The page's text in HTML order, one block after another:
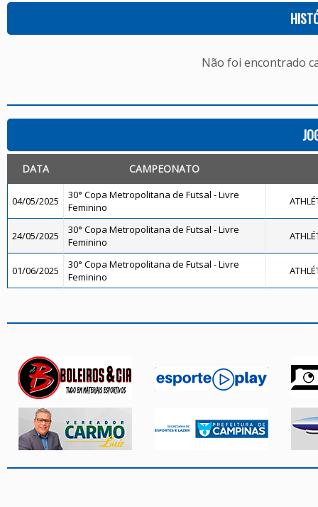
Não foi encontrado
DATA CAMPEONATO
04/05/2025
30° Copa Metropolitana de Futsal - Livre
Feminino
24/05/2025
30° Copa Metropolitana de Futsal - Livre
Feminino
01/06/2025
30° Copa Metropolitana de Futsal - Livre
Feminino